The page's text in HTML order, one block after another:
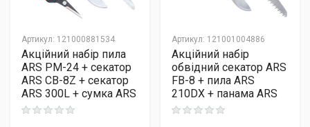
Артикул: 121000881534
Акційний набір пила
ARS PM-24 + секатор
ARS CB-8Z + секатор
ARS 300L + сумка ARS
Rating: 0 out of 5
Артикул: 121001004886
Акційний набір
обвідний секатор ARS
FB-8 + пила ARS
210DX + панама ARS
Rating: 0 out of 5